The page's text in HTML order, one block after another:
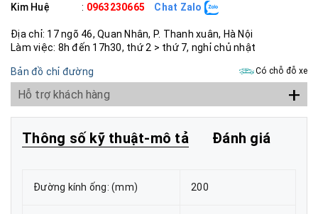
Kim Huệ : 0963230665 Chat Zalo
Địa chỉ: 17 ngõ 46, Quan Nhân, P. Thanh xuân, Hà Nội
Làm việc: 8h đến 17h30, thứ 2 > thứ 7, nghỉ chủ nhật
Bản đồ chỉ đường Có chỗ đỗ xe
Hỗ trợ khách hàng +
Thông số kỹ thuật-mô tả Đánh giá
Đường kính ống: (mm) 200